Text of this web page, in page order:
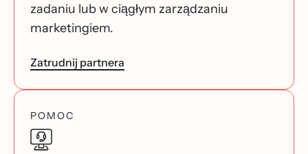
zadaniu lub w ciągłym zarządzaniu
marketingiem.
Zatrudnij partnera
POMOC